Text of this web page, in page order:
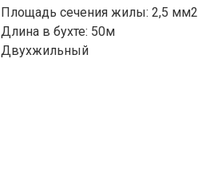
Площадь сечения жилы: 2,5 мм2
Длина в бухте: 50м
Двухжильный